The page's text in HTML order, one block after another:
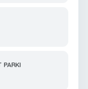
PARKI